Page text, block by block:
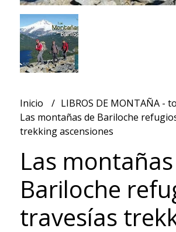
Inicio
LIBROS DE MONTAÑA -
Las montañas de Bariloche
trekking ascensiones
Las
Bariloche
travesías